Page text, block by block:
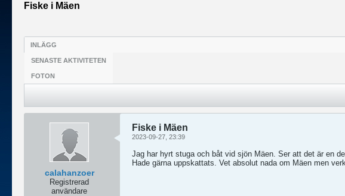
Fiske i Mäen
INLÄGG
SENASTE AKTIVITETEN
FOTON
calahanzoer
Registrerad
användare
Fiske i Mäen
2023-09-27, 23:39
Jag har hyrt stuga och båt vid sjön Mäen. Ser att det är en
Hade gärna uppskattats. Vet absolut nada om Mäen men